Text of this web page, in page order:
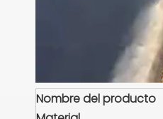
Nombre del producto